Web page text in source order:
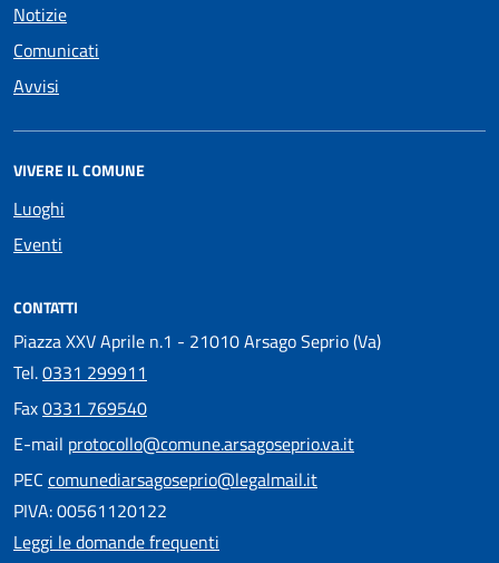
Notizie
Comunicati
Avvisi
VIVERE IL COMUNE
Luoghi
Eventi
CONTATTI
Piazza XXV Aprile n.1 - 21010 Arsago Seprio (Va)
Tel.0331 299911
Fax0331 769540
E-mail protocollo@comune.arsagoseprio.va.it
PEC comunediarsagoseprio@legalmail.it
PIVA: 00561120122
Leggi le domande frequenti